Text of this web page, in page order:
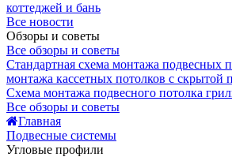
коттеджей и бань
Все новости
Обзоры и советы
Все обзоры и советы
Стандартная схема монтажа подвесных
монтажа кассетных потолков с скрытой
Схема монтажа подвесного потолка
Все обзоры и советы
Главная
Подвесные системы
Угловые профили